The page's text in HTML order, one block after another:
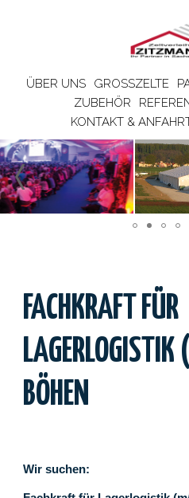
ÜBER UNS GROSSZELTE
ZUBEHÖR
KONTAKT &
FACHKRAFT FÜR
BÖHEN
Wir suchen: